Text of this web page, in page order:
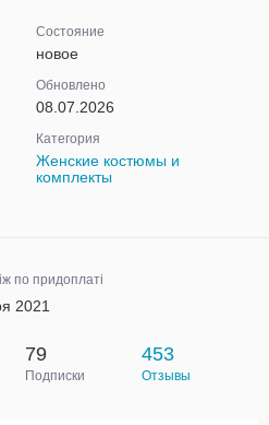
Состояние
новое
Обновлено
08.07.2026
Категория
Женские костюмы и
комплекты
по придоплаті
2021
79
Подписки
453
Отзывы